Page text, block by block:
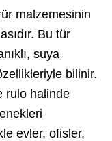
malzemesinin
Bu tür
suya
bilinir.
rulo halinde
evler, ofisler,